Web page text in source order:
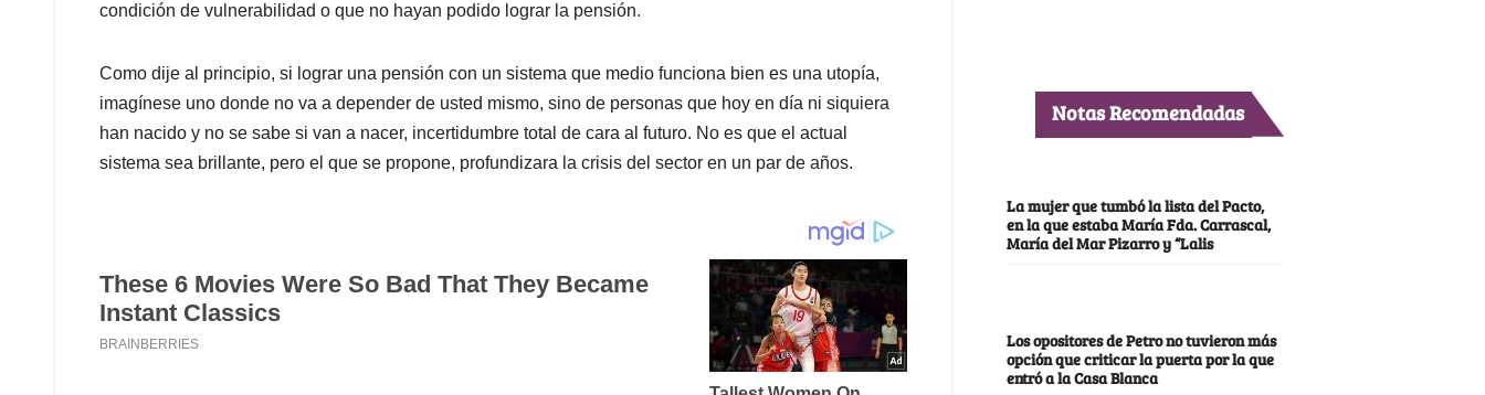
condición de vulnerabilidad o que no hayan podido lograr la pensión.
Como dije al principio, si lograr una pensión con un sistema que medio funciona bien es una utopía,
imagínese uno donde no va a depender de usted mismo, sino de personas que hoy en día ni siquiera
han nacido y no se sabe si van a nacer, incertidumbre total de cara al futuro. No es que el actual
sistema sea brillante, pero el que se propone, profundizara la crisis del sector en un par de años.
Notas Recomendadas
La mujer que tumbó la lista del Pacto,
en la que estaba María Fda. Carrascal,
María del Mar Pizarro y “Lalis
Los opositores de Petro no tuvieron más
opción que criticar la puerta por la que
entró a la Casa Blanca